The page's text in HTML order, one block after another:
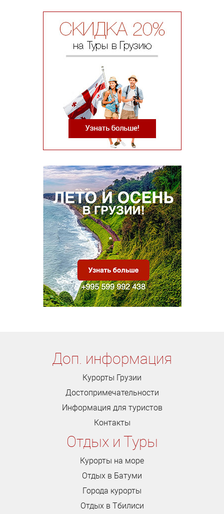
Доп. информация
Курорты Грузии
Достопримечательности
Информация для туристов
Контакты
Отдых и Туры
Курорты на море
Отдых в Батуми
Города курорты
Отдых в Тбилиси